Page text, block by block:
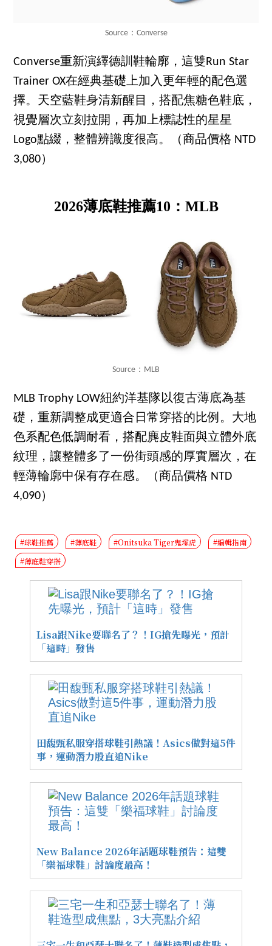
Source：Converse
Converse重新演繹德訓鞋輪廓，這雙Run Star
Trainer OX在經典基礎上加入更年輕的配色選
擇。天空藍鞋身清新醒目，搭配焦糖色鞋底，
視覺層次立刻拉開，再加上標誌性的星星
Logo點綴，整體辨識度很高。（商品價格 NTD
3,080）
2026薄底鞋推薦10：MLB
Source：MLB
MLB Trophy LOW紐約洋基隊以復古薄底為基
礎，重新調整成更適合日常穿搭的比例。大地
色系配色低調耐看，搭配麂皮鞋面與立體外底
紋理，讓整體多了一份街頭感的厚實層次，在
輕薄輪廓中保有存在感。（商品價格 NTD
4,090）
#球鞋推薦 #薄底鞋 #Onitsuka Tiger鬼塚虎
#編輯指南
#薄底鞋穿搭
Lisa跟Nike要聯名了？！IG搶先曝光，預計
「這時」發售
田馥甄私服穿搭球鞋引熱議！Asics做對這5件
事，運動潛力股直追Nike
New Balance 2026年話題球鞋預告：這雙
「樂福球鞋」討論度最高！